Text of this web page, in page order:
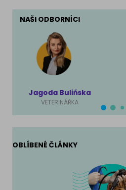
NAŠI ODBORNÍCI
Jagoda Bulińska
VETERINÁŘKA
OBLÍBENÉ ČLÁNKY